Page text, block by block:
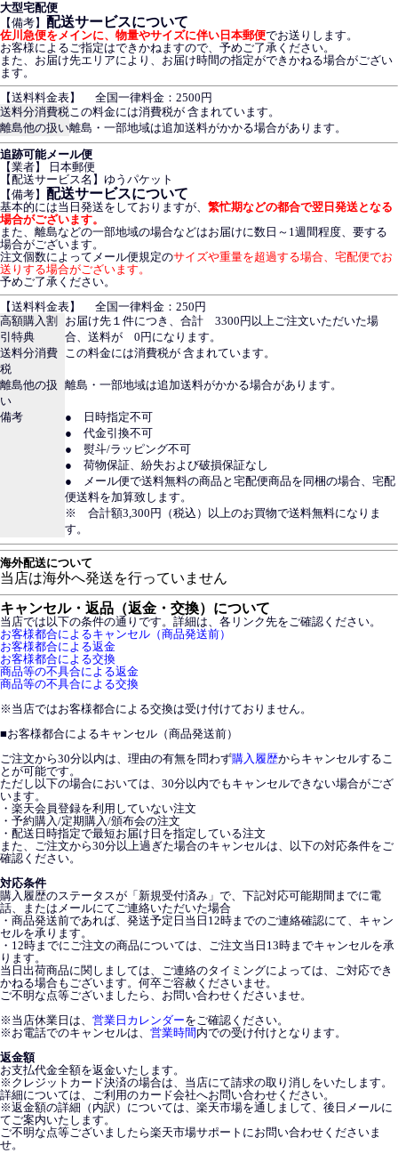
大型宅配便
【備考】 配送サービスについて
佐川急便をメインに、物量やサイズに伴い日本郵便でお送りします。
お客様によるご指定はできかねますので、予めご了承ください。
また、お届け先エリアにより、お届け時間の指定ができかねる場合がござい
ます。
【送料料金表】
全国一律料金：2500円
送料分消費税この料金には消費税が 含まれています。
離島他の扱い離島・一部地域は追加送料がかかる場合があります。
追跡可能メール便
【業者】 日本郵便
【配送サービス名】ゆうパケット
【備考】 配送サービスについて
基本的には当日発送をしておりますが、 繁忙期などの都合で翌日発送となる
場合がございます。
また、離島などの一部地域の場合などはお届けに数日～1週間程度、要する
場合がございます。
注文個数によってメール便規定のサイズや重量を超過する場合、宅配便でお
送りする場合がございます。
予めご了承ください。
【送料料金表】
全国一律料金：250円
高額購入割
引特典
お届け先１件につき、合計 3300円以上ご注文いただいた場
合、送料が 0円になります。
送料分消費
税
この料金には消費税が 含まれています。
離島他の扱
い
離島・一部地域は追加送料がかかる場合があります。
備考
● 日時指定不可
● 代金引換不可
● 熨斗/ラッピング不可
● 荷物保証、紛失および破損保証なし
● メール便で送料無料の商品と宅配便商品を同梱の場合、宅配
便送料を加算致します。
※ 合計額3,300円（税込）以上のお買物で送料無料になりま
す。
海外配送について
当店は海外へ発送を行っていません
キャンセル・返品（返金・交換）について
当店では以下の条件の通りです。詳細は、各リンク先をご確認ください。
お客様都合によるキャンセル（商品発送前）
お客様都合による返金
お客様都合による交換
商品等の不具合による返金
商品等の不具合による交換
※当店ではお客様都合による交換は受け付けておりません。
■お客様都合によるキャンセル（商品発送前）
ご注文から30分以内は、理由の有無を問わず購入履歴からキャンセルするこ
とが可能です。
ただし以下の場合においては、30分以内でもキャンセルできない場合がござ
います。
・楽天会員登録を利用していない注文
・予約購入/定期購入/頒布会の注文
・配送日時指定で最短お届け日を指定している注文
また、ご注文から30分以上過ぎた場合のキャンセルは、以下の対応条件をご
確認ください。
対応条件
購入履歴のステータスが「新規受付済み」で、下記対応可能期間までに電
話、またはメールにてご連絡いただいた場合
・商品発送前であれば、発送予定日当日12時までのご連絡確認にて、キャン
セルを承ります。
・12時までにご注文の商品については、ご注文当日13時までキャンセルを承
ります。
当日出荷商品に関しましては、ご連絡のタイミングによっては、ご対応でき
かねる場合もございます。何卒ご容赦くださいませ。
ご不明な点等ございましたら、お問い合わせくださいませ。
※当店休業日は、 営業日カレンダーをご確認ください。
※お電話でのキャンセルは、 営業時間 内での受け付けとなります。
返金額
お支払代金全額を返金いたします。
※クレジットカード決済の場合は、当店にて請求の取り消しをいたします。
詳細については、ご利用のカード会社へお問い合わせください。
※返金額の詳細（内訳）については、楽天市場を通しまして、後日メールに
てご案内いたします。
ご不明な点等ございましたら楽天市場サポートにお問い合わせくださいま
せ。